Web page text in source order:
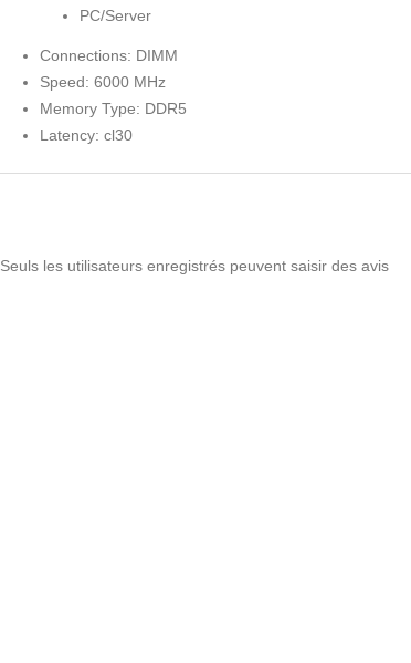
PC/Server
Connections: DIMM
Speed: 6000 MHz
Memory Type: DDR5
Latency: cl30
Seuls les utilisateurs enregistrés peuvent saisir des avis